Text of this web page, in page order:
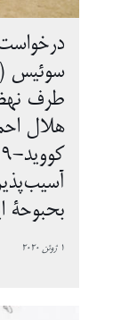
طرف
هلال
بحبوحۀ
1 ژوئن 2020